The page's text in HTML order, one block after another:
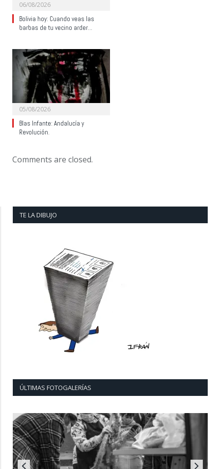
06/08/2026
Bolivia hoy: Cuando veas las
barbas de tu vecino arder…
05/08/2026
Blas Infante: Andalucía y
Revolución.
Comments are closed.
TE LA DIBUJO
ÚLTIMAS FOTOGALERÍAS